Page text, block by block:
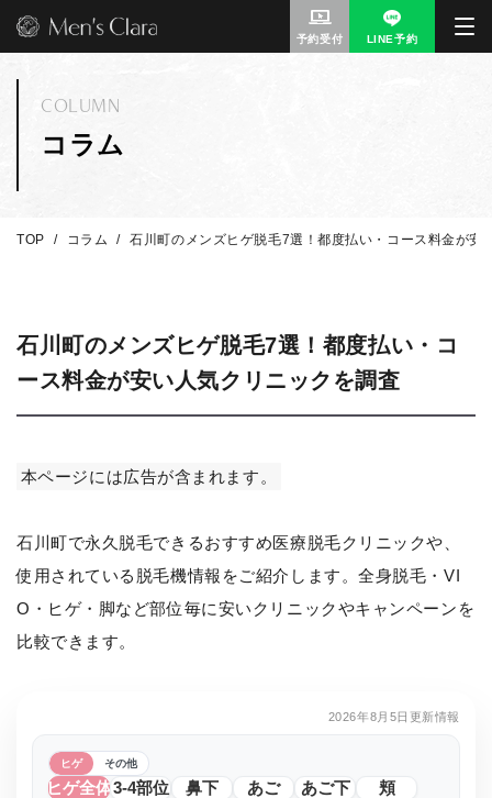
予約受付 LINE予約
コラム
COLUMN
TOP コラム 石川町のメンズヒゲ脱毛7選！都度払い・コース料金が安
石川町のメンズヒゲ脱毛7選！都度払い・コ
ース料金が安い人気クリニックを調査
本ページには広告が含まれます。
石川町で永久脱毛できるおすすめ医療脱毛クリニックや、
使用されている脱毛機情報をご紹介します。全身脱毛・VI
O・ヒゲ・脚など部位毎に安いクリニックやキャンペーンを
比較できます。
2026年8月5日更新情報
ヒゲ その他
ヒゲ全体3-4部位 鼻下 あご あご下
頬